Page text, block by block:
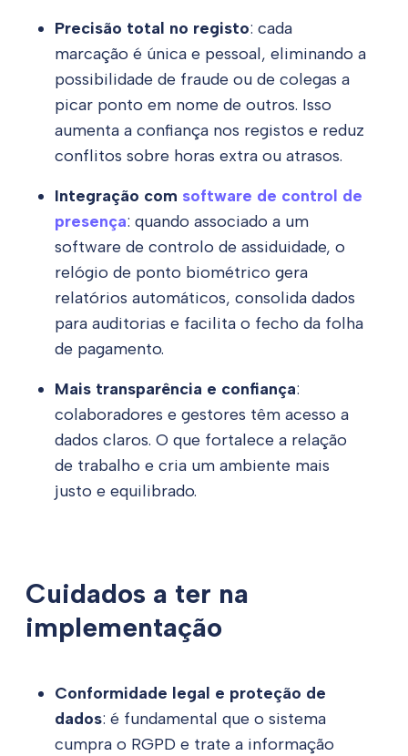
Precisão total no registo: cada
marcação é única e pessoal, eliminando a
possibilidade de fraude ou de colegas a
picar ponto em nome de outros. Isso
aumenta a confiança nos registos e reduz
conflitos sobre horas extra ou atrasos.
Integração com software de control de
presença: quando associado a um
software de controlo de assiduidade, o
relógio de ponto biométrico gera
relatórios automáticos, consolida dados
para auditorias e facilita o fecho da folha
de pagamento.
Mais transparência e confiança:
colaboradores e gestores têm acesso a
dados claros. O que fortalece a relação
de trabalho e cria um ambiente mais
justo e equilibrado.
Cuidados a ter na
implementação
Conformidade legal e proteção de
dados: é fundamental que o sistema
cumpra o RGPD e trate a informação